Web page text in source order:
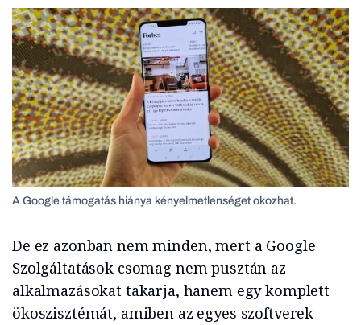
A Google támogatás hiánya kényelmetlenséget okozhat.
De ez azonban nem minden, mert a Google
Szolgáltatások csomag nem pusztán az
alkalmazásokat takarja, hanem egy komplett
ökoszisztémát, amiben az egyes szoftverek